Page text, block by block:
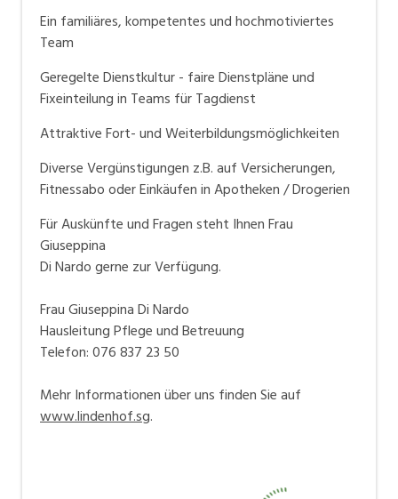
Ein familiäres, kompetentes und hochmotiviertes
Team
Geregelte Dienstkultur - faire Dienstpläne und
Fixeinteilung in Teams für Tagdienst
Attraktive Fort- und Weiterbildungsmöglichkeiten
Diverse Vergünstigungen z.B. auf Versicherungen,
Fitnessabo oder Einkäufen in Apotheken / Drogerien
Für Auskünfte und Fragen steht Ihnen Frau
Giuseppina
Di Nardo gerne zur Verfügung.
Frau Giuseppina Di Nardo
Hausleitung Pflege und Betreuung
Telefon: 076 837 23 50
Mehr Informationen über uns finden Sie auf
www.lindenhof.sg.